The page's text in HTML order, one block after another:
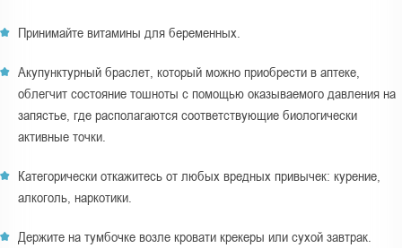
Принимайте витамины для беременных.
Акупунктурный браслет, который можно приобрести в аптеке,
облегчит состояние тошноты с помощью оказываемого давления на
запястье, где располагаются соответствующие биологически
активные точки.
Категорически откажитесь от любых вредных привычек: курение,
алкоголь, наркотики.
Держите на тумбочке возле кровати крекеры или сухой завтрак.